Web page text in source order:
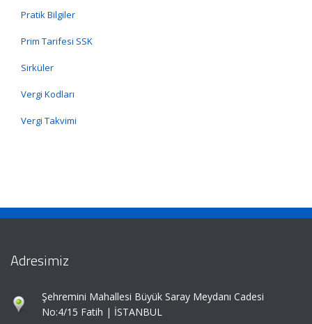
Pratik Bilgiler
Prim Tarifesi SSK
Sirküler
Vergi Kodları
Vergi Takvimi
Adresimiz
Şehremini Mahallesi Büyük Saray Meydanı Cadesi
No:4/15 Fatih | İSTANBUL